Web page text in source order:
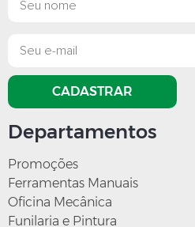
CADASTRAR
Departamentos
Promoções
Ferramentas Manuais
Oficina Mecânica
Funilaria e Pintura